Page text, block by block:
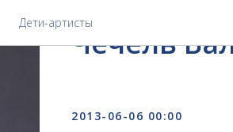
Дети-артисты
Чечель
2013-06-06 00:00